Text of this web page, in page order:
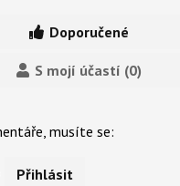
Doporučené
S mojí účastí (0)
musíte se:
Přihlásit